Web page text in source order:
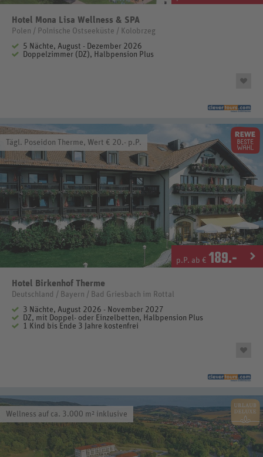
Hotel Mona Lisa Wellness & SPA
Polen / Polnische Ostseeküste / Kolobrzeg
5 Nächte, August - Dezember 2026
Doppelzimmer (DZ), Halbpension Plus
Tägl. Poseidon Therme, Wert € 20.- p.P.
p.P. ab € 189.-
Hotel Birkenhof Therme
Deutschland / Bayern / Bad Griesbach im Rottal
3 Nächte, August 2026 - November 2027
DZ, mit Doppel- oder Einzelbetten, Halbpension Plus
1 Kind bis Ende 3 Jahre kostenfrei
Wellness auf ca. 3.000 m² inklusive